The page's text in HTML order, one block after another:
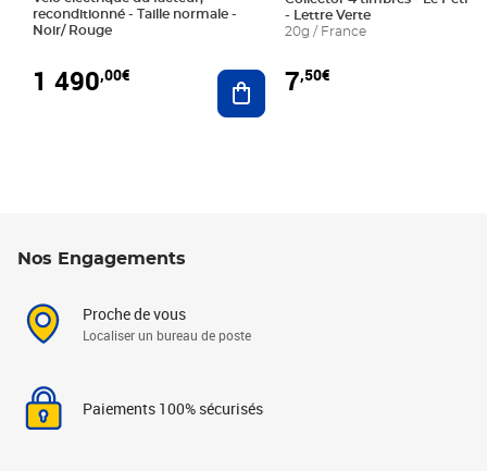
reconditionné - Taille normale -
Noir/ Rouge
1 490,00€ Ajouter au panier
- Lettre Verte
20g / France
7,50€
Nos Engagements
Proche de vous
Localiser un bureau de poste
Paiements 100% sécurisés